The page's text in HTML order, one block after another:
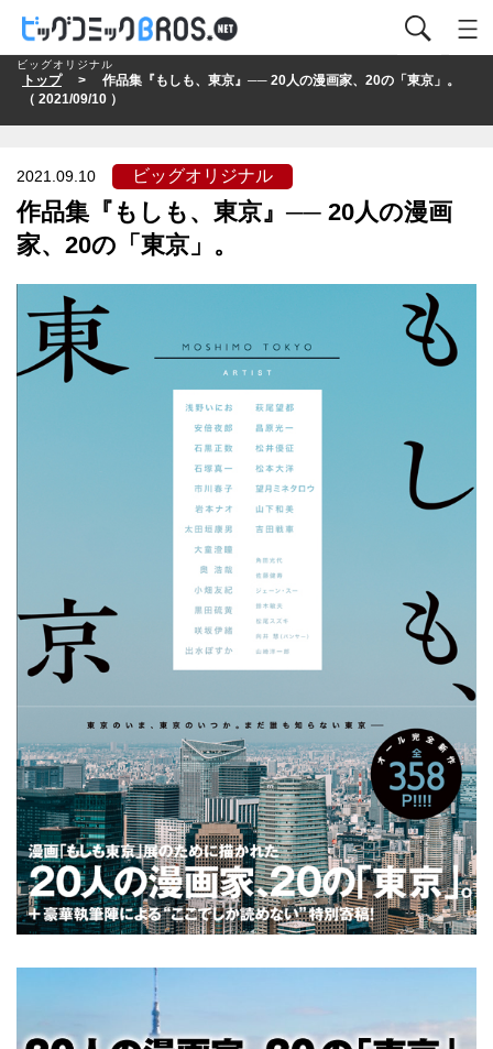
トップ> 作品集『もしも、東京』── 20人の漫画家、20の「東京」。
（ 2021/09/10 ）
ビッグオリジナル
2021.09.10
作品集『もしも、東京』── 20人の漫画
家、20の「東京」。
ビッグオリジナル